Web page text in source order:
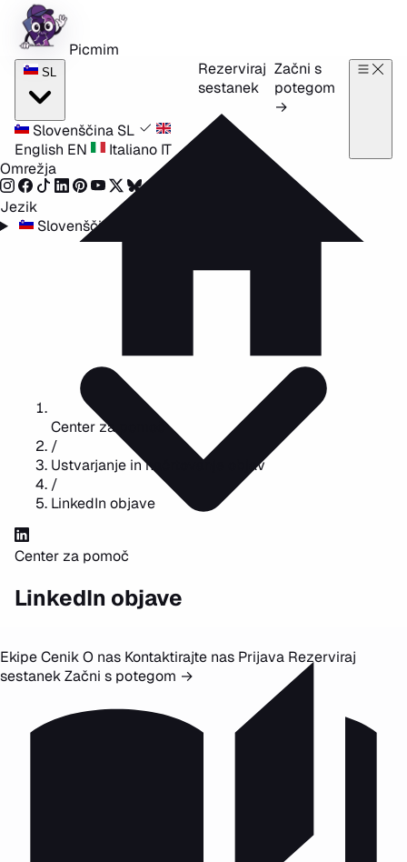
Preskoči na vsebino
Picmim
SL
Slovenščina SL
English EN Italiano IT
Rezerviraj
sestanek
Začni s
potegom
→
Omrežja
Jezik
Slovenščina
EkipeCenikO nas Kontaktirajte nas Prijava Rezerviraj
sestanekZačni s potegom →
Center za pomoč
/
Ustvarjanje in načrtovanje objav
/
LinkedIn objave
Center za pomoč
LinkedIn objave